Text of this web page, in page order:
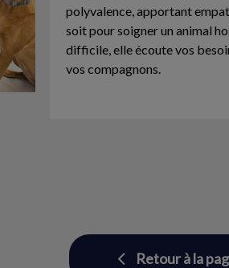
polyvalence, apportant
soit pour soigner un animal
difficile, elle écoute vos
vos compagnons.
Retour à la